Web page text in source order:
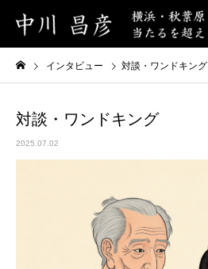
インタビュー 対談・ワンドキング
対談・ワンドキング
2025.07.02